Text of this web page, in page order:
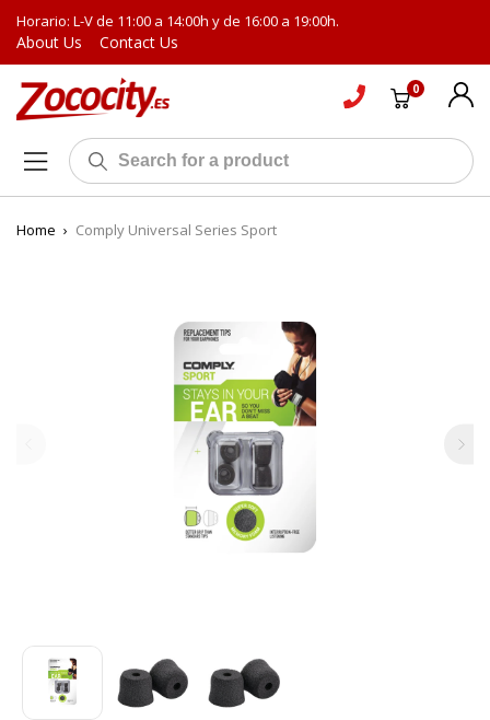
Horario: L-V de 11:00 a 14:00h y de 16:00 a 19:00h.
About Us Contact Us
0
Home › Comply Universal Series Sport